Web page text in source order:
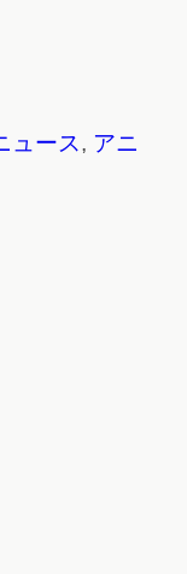
ュース, アニ